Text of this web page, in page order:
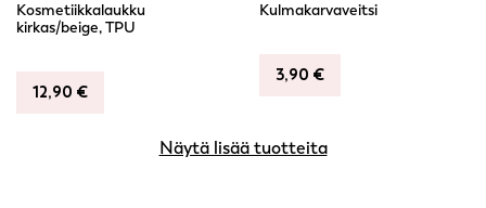
Kosmetiikkalaukku
kirkas/beige, TPU
12,90 €
Kulmakarvaveitsi
3,90 €
Näytä lisää tuotteita